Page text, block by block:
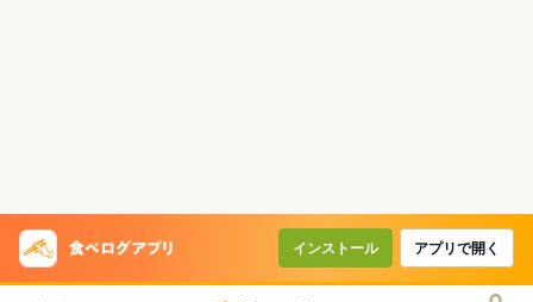
インストール アプリで開く